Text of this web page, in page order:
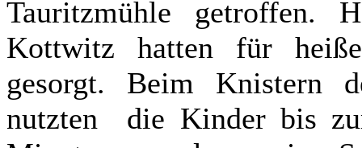
Tauritzmühle getroffen.
Kottwitz hatten für
gesorgt. Beim Knistern
nutzten die Kinder bis